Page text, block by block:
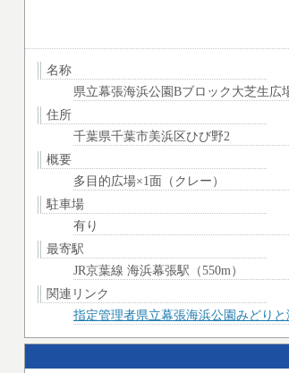
名称
県立幕張海浜公園Bブロック大芝生広
住所
千葉県千葉市美浜区ひび野2
概要
多目的広場×1面（クレー）
駐車場
有り
最寄駅
JR京葉線 海浜幕張駅（550m）
関連リンク
指定管理者県立幕張海浜公園みどり